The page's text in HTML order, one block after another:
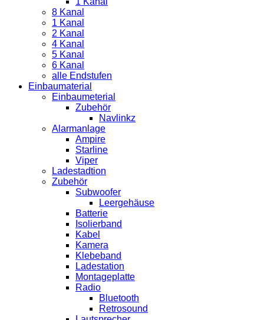
8 Kanal
1 Kanal
2 Kanal
4 Kanal
5 Kanal
6 Kanal
alle Endstufen
Einbaumaterial
Einbaumeterial
Zubehör
Navlinkz
Alarmanlage
Ampire
Starline
Viper
Ladestadtion
Zubehör
Subwoofer
Leergehäuse
Batterie
Isolierband
Kabel
Kamera
Klebeband
Ladestation
Montageplatte
Radio
Bluetooth
Retrosound